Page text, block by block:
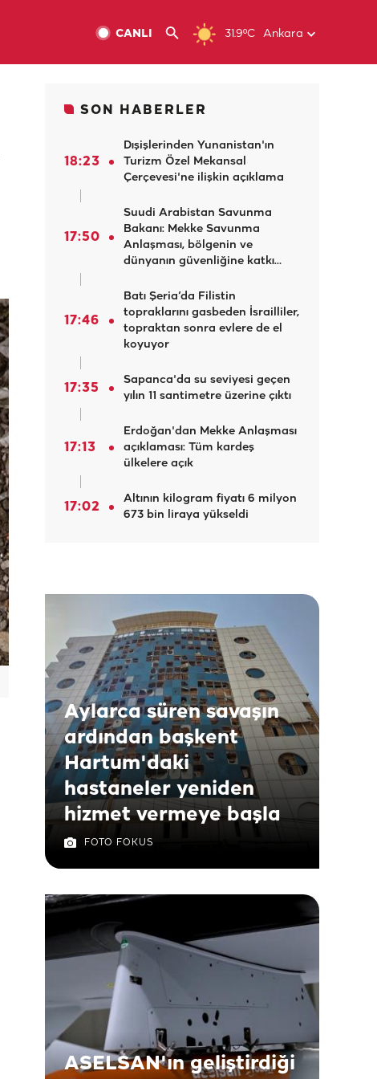
31.9ºC Ankara
CANLI
SON HABERLER
18:23
Dışişlerinden Yunanistan'ın
Turizm Özel Mekansal
Çerçevesi'ne ilişkin açıklama
17:50
Suudi Arabistan Savunma
Bakanı: Mekke Savunma
Anlaşması, bölgenin ve
dünyanın güvenliğine katkı
17:46
Batı Şeria’da Filistin
topraklarını gasbeden İsrailliler,
topraktan sonra evlere de el
koyuyor
17:35
Sapanca'da su seviyesi geçen
yılın 11 santimetre üzerine çıktı
17:13
Erdoğan'dan Mekke Anlaşması
açıklaması: Tüm kardeş
ülkelere açık
17:02
Altının kilogram fiyatı 6 milyon
673 bin liraya yükseldi
Aylarca süren savaşın
ardından başkent
Hartum'daki
hastaneler yeniden
hizmet vermeye başla
FOTO FOKUS
ASELSAN'ın geliştirdiği